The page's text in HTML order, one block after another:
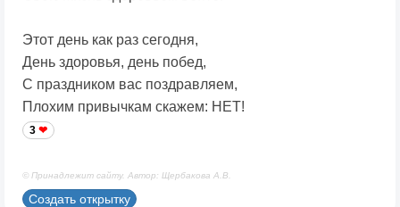
Этот день как раз сегодня,
День здоровья, день побед,
С праздником вас поздравляем,
Плохим привычкам скажем: НЕТ!
3
© Принадлежит сайту. Автор: Щербакова А.В.
Создать открытку